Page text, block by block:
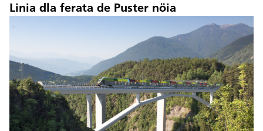
Linia dla ferata de Puster nöia